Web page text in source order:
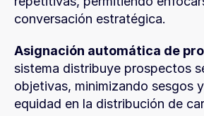
conversación estratégica.
Asignación automática de
sistema distribuye prospectos
objetivas, minimizando sesgos
equidad en la distribución de